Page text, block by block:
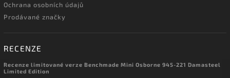
Ochrana osobních údajů
Prodávané značky
RECENZE
Recenze limitované verze Benchmade Mini Osborne 945-221 Damasteel
Limited Edition